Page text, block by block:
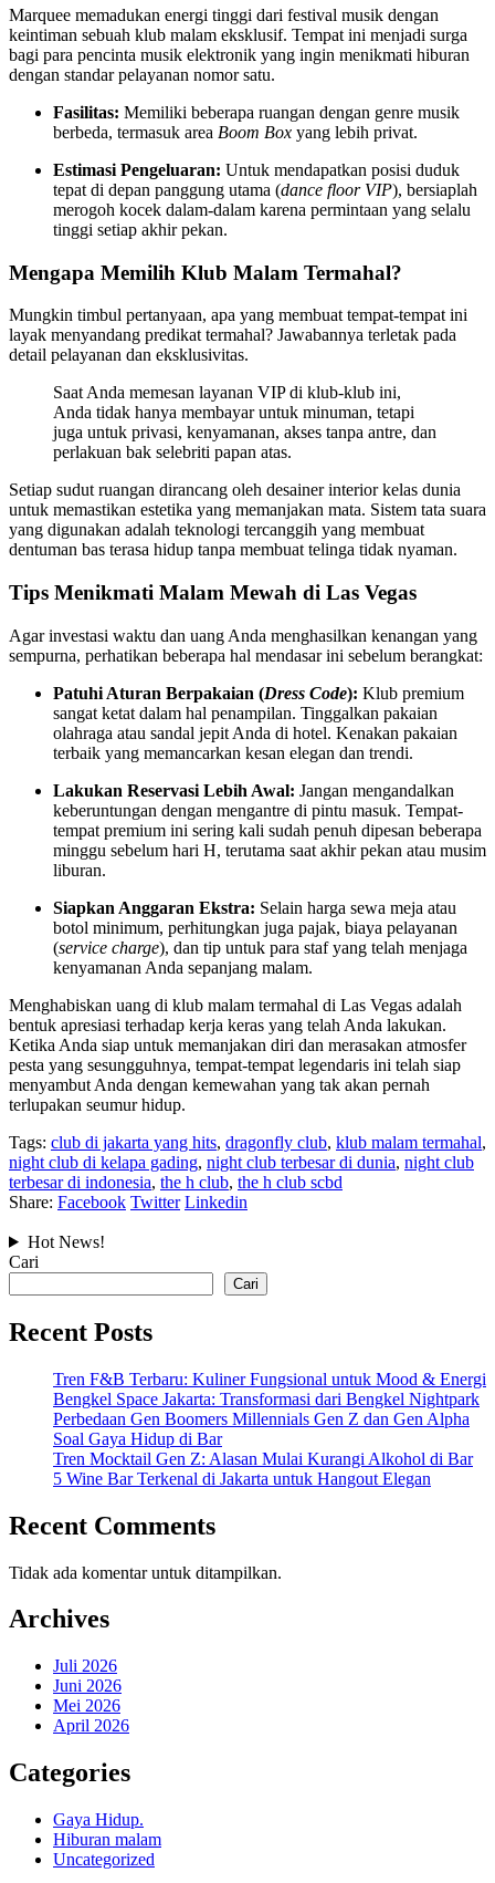
Marquee memadukan energi tinggi dari festival musik dengan
keintiman sebuah klub malam eksklusif. Tempat ini menjadi surga
bagi para pencinta musik elektronik yang ingin menikmati hiburan
dengan standar pelayanan nomor satu.
Fasilitas: Memiliki beberapa ruangan dengan genre musik
berbeda, termasuk area Boom Box yang lebih privat.
Estimasi Pengeluaran: Untuk mendapatkan posisi duduk
tepat di depan panggung utama (dance floor VIP), bersiaplah
merogoh kocek dalam-dalam karena permintaan yang selalu
tinggi setiap akhir pekan.
Mengapa Memilih Klub Malam Termahal?
Mungkin timbul pertanyaan, apa yang membuat tempat-tempat ini
layak menyandang predikat termahal? Jawabannya terletak pada
detail pelayanan dan eksklusivitas.
Saat Anda memesan layanan VIP di klub-klub ini,
Anda tidak hanya membayar untuk minuman, tetapi
juga untuk privasi, kenyamanan, akses tanpa antre, dan
perlakuan bak selebriti papan atas.
Setiap sudut ruangan dirancang oleh desainer interior kelas dunia
untuk memastikan estetika yang memanjakan mata. Sistem tata suara
yang digunakan adalah teknologi tercanggih yang membuat
dentuman bas terasa hidup tanpa membuat telinga tidak nyaman.
Tips Menikmati Malam Mewah di Las Vegas
Agar investasi waktu dan uang Anda menghasilkan kenangan yang
sempurna, perhatikan beberapa hal mendasar ini sebelum berangkat:
Patuhi Aturan Berpakaian (Dress Code): Klub premium
sangat ketat dalam hal penampilan. Tinggalkan pakaian
olahraga atau sandal jepit Anda di hotel. Kenakan pakaian
terbaik yang memancarkan kesan elegan dan trendi.
Lakukan Reservasi Lebih Awal: Jangan mengandalkan
keberuntungan dengan mengantre di pintu masuk. Tempat-
tempat premium ini sering kali sudah penuh dipesan beberapa
minggu sebelum hari H, terutama saat akhir pekan atau musim
liburan.
Siapkan Anggaran Ekstra: Selain harga sewa meja atau
botol minimum, perhitungkan juga pajak, biaya pelayanan
(service charge), dan tip untuk para staf yang telah menjaga
kenyamanan Anda sepanjang malam.
Menghabiskan uang di klub malam termahal di Las Vegas adalah
bentuk apresiasi terhadap kerja keras yang telah Anda lakukan.
Ketika Anda siap untuk memanjakan diri dan merasakan atmosfer
pesta yang sesungguhnya, tempat-tempat legendaris ini telah siap
menyambut Anda dengan kemewahan yang tak akan pernah
terlupakan seumur hidup.
Tags: club di jakarta yang hits, dragonfly club, klub malam termahal,
night club di kelapa gading, night club terbesar di dunia, night club
terbesar di indonesia, the h club, the h club scbd
Share: Facebook Twitter Linkedin
Hot News!
Cari
Cari
Recent Posts
Tren F&B Terbaru: Kuliner Fungsional untuk Mood & Energi
Bengkel Space Jakarta: Transformasi dari Bengkel Nightpark
Perbedaan Gen Boomers Millennials Gen Z dan Gen Alpha
Soal Gaya Hidup di Bar
Tren Mocktail Gen Z: Alasan Mulai Kurangi Alkohol di Bar
5 Wine Bar Terkenal di Jakarta untuk Hangout Elegan
Recent Comments
Tidak ada komentar untuk ditampilkan.
Archives
Juli 2026
Juni 2026
Mei 2026
April 2026
Categories
Gaya Hidup.
Hiburan malam
Uncategorized